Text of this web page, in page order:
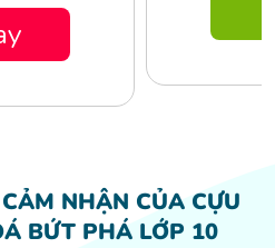
NHẬN CỦA CỰU
BỨT PHÁ LỚP 10